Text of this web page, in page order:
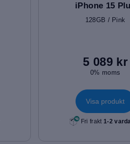
iPhone 15
128GB / Pink
5 089 kr
0% moms
Visa produkt
Fri frakt 1-2